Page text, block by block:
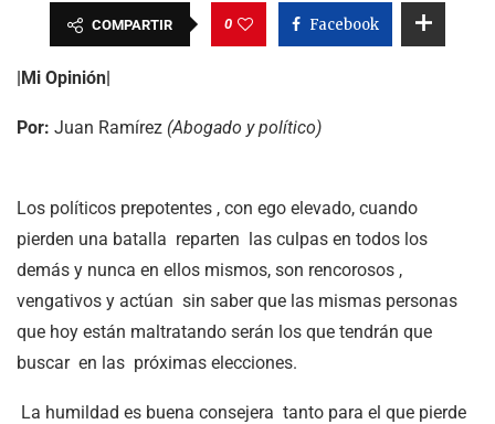
COMPARTIR 0 Facebook
|Mi Opinión|
Por: Juan Ramírez (Abogado y político)
Los políticos prepotentes , con ego elevado, cuando
pierden una batalla reparten las culpas en todos los
demás y nunca en ellos mismos, son rencorosos ,
vengativos y actúan sin saber que las mismas personas
que hoy están maltratando serán los que tendrán que
buscar en las próximas elecciones.
La humildad es buena consejera tanto para el que pierde